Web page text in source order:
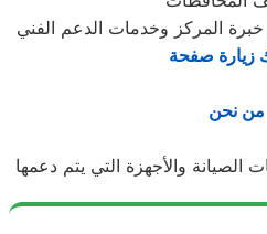
المركز وخدمات الدعم الفني
زيارة صفحة
من نحن